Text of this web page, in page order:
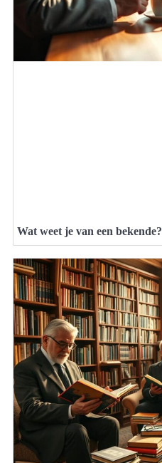
Wat weet je van een bekende?